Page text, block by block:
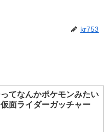
kr753
てなんかポケモンみたい
面ライダーガッチャー